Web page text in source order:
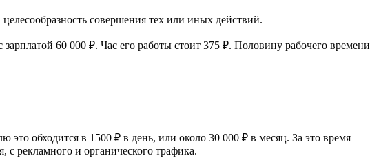
совершения тех или иных действий.
зарплатой 60 000 ₽. Час его работы стоит 375 ₽. Половину рабочего времени
это обходится в 1500 ₽ в день, или около 30 000 ₽ в месяц. За это время
с рекламного и органического трафика.